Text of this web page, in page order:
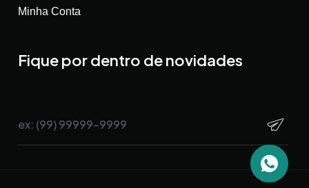
Minha Conta
Fique por dentro de novidades